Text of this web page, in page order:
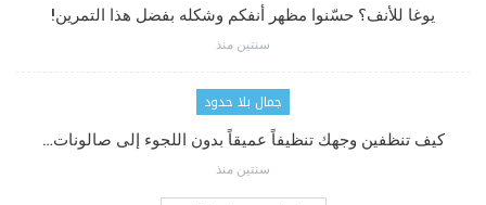
يوغا للأنف؟ حسّنوا مظهر أنفكم وشكله بفضل هذا التمرين!
سنتين منذ
جمال بلا حدود
كيف تنظفين وجهك تنظيفاً عميقاً بدون اللجوء إلى صالونات…
سنتين منذ